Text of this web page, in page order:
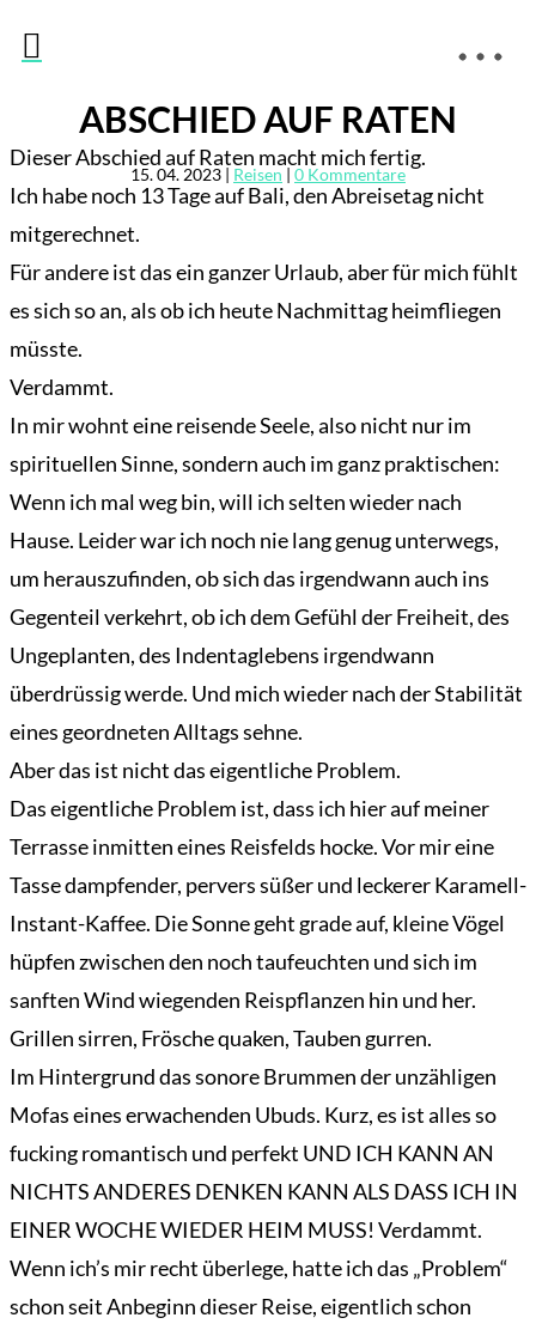

ABSCHIED AUF RATEN
15. 04. 2023 | Reisen | 0 Kommentare
Dieser Abschied auf Raten macht mich fertig.
Ich habe noch 13 Tage auf Bali, den Abreisetag nicht
mitgerechnet.
Für andere ist das ein ganzer Urlaub, aber für mich fühlt
es sich so an, als ob ich heute Nachmittag heimfliegen
müsste.
Verdammt.
In mir wohnt eine reisende Seele, also nicht nur im
spirituellen Sinne, sondern auch im ganz praktischen:
Wenn ich mal weg bin, will ich selten wieder nach
Hause. Leider war ich noch nie lang genug unterwegs,
um herauszufinden, ob sich das irgendwann auch ins
Gegenteil verkehrt, ob ich dem Gefühl der Freiheit, des
Ungeplanten, des Indentaglebens irgendwann
überdrüssig werde. Und mich wieder nach der Stabilität
eines geordneten Alltags sehne.
Aber das ist nicht das eigentliche Problem.
Das eigentliche Problem ist, dass ich hier auf meiner
Terrasse inmitten eines Reisfelds hocke. Vor mir eine
Tasse dampfender, pervers süßer und leckerer Karamell-
Instant-Kaffee. Die Sonne geht grade auf, kleine Vögel
hüpfen zwischen den noch taufeuchten und sich im
sanften Wind wiegenden Reispflanzen hin und her.
Grillen sirren, Frösche quaken, Tauben gurren.
Im Hintergrund das sonore Brummen der unzähligen
Mofas eines erwachenden Ubuds. Kurz, es ist alles so
fucking romantisch und perfekt UND ICH KANN AN
NICHTS ANDERES DENKEN KANN ALS DASS ICH IN
EINER WOCHE WIEDER HEIM MUSS! Verdammt.
Wenn ich’s mir recht überlege, hatte ich das „Problem“
schon seit Anbeginn dieser Reise, eigentlich schon